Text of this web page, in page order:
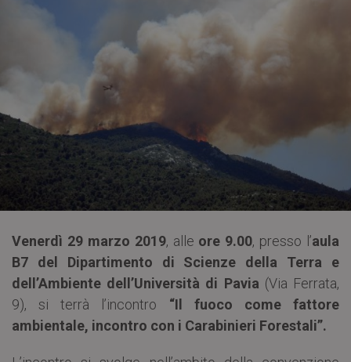
Venerdì 29 marzo 2019, alle ore 9.00, presso l’aula
B7 del Dipartimento di Scienze della Terra e
dell’Ambiente dell’Università di Pavia (Via Ferrata,
9), si terrà l’incontro “Il fuoco come fattore
ambientale, incontro con i Carabinieri Forestali”.